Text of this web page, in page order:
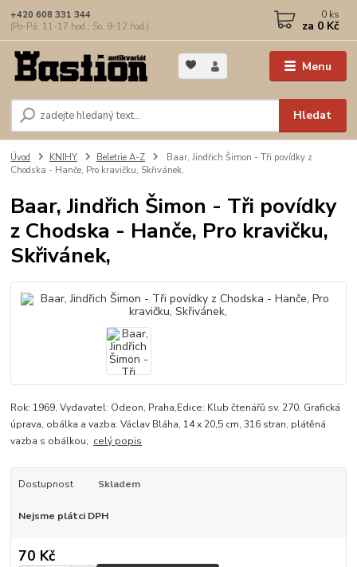
Menu
Hledat
+420 608 331 344
(Po-Pá, 11-17 hod.; So, 9-12 hod.)
0 ks
za 0 Kč
Úvod KNIHY Beletrie A-Z
Baar, Jindřich Šimon - Tři povídky z
Chodska - Hanče, Pro kravičku, Skřivánek,
Baar, Jindřich Šimon - Tři povídky
z Chodska - Hanče, Pro kravičku,
Skřivánek,
Rok: 1969, Vydavatel: Odeon, Praha,Edice: Klub čtenářů sv. 270, Grafická
úprava, obálka a vazba: Václav Bláha, 14 x 20,5 cm, 316 stran, plátěná
vazba s obálkou, celý popis
Dostupnost Skladem
Nejsme plátci DPH
70 Kč